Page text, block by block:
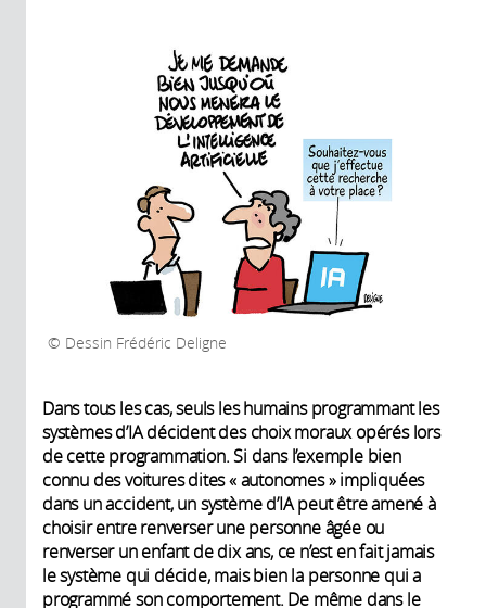
Dessin Frédéric Deligne
Dans tous les cas, seuls les humains programmant les
systèmes d’IA décident des choix moraux opérés lors
de cette programmation. Si dans l’exemple bien
connu des voitures dites « autonomes » impliquées
dans un accident, un système d’IA peut être amené à
choisir entre renverser une personne âgée ou
renverser un enfant de dix ans, ce n’est en fait jamais
le système qui décide, mais bien la personne qui a
programmé son comportement. De même dans le